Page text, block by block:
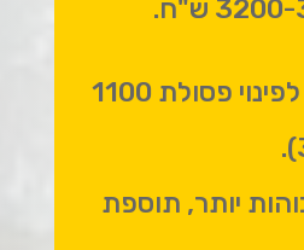
השכרת שרוול לפינוי פסולת 1100
יותר, תוספת